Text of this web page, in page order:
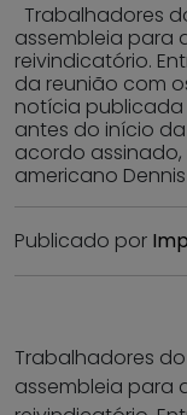
Trabalhadores
assembleia para
reivindicatório.
da reunião com
notícia publicada
antes do início
acordo
americano Dennis
Publicado por
Trabalhadores do
assembleia para